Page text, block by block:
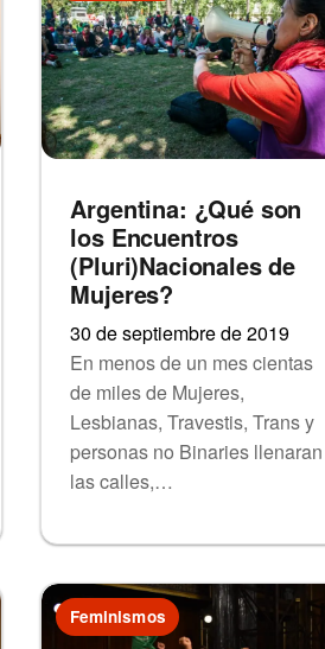
Argentina: ¿Qué son
los Encuentros
(Pluri)Nacionales de
Mujeres?
30 de septiembre de 2019
En menos de un mes cientas
de miles de Mujeres,
Lesbianas, Travestis, Trans y
personas no Binaries llenaran
las calles,…
Feminismos